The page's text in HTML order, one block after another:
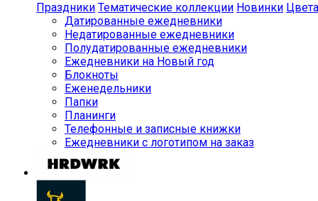
Праздники Тематические коллекции Новинки Цвета
Датированные ежедневники
Недатированные ежедневники
Полудатированные ежедневники
Ежедневники на Новый год
Блокноты
Еженедельники
Папки
Планинги
Телефонные и записные книжки
Ежедневники с логотипом на заказ